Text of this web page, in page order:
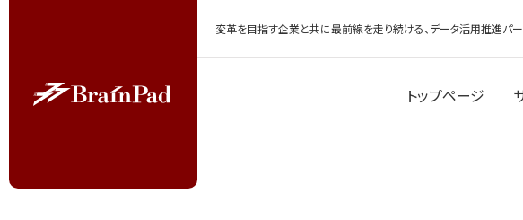
変革を目指す企業と共に最前線を走り続ける、データ活用推進パ
トップページ